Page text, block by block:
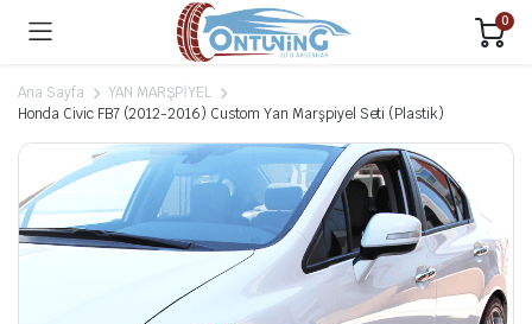
0
Ana Sayfa
YAN MARŞPİYEL
Honda Civic FB7 (2012-2016) Custom Yan Marşpiyel Seti (Plastik)